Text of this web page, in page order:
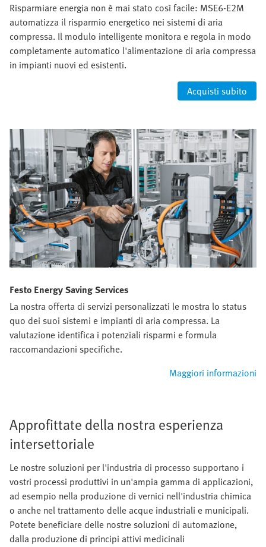
Risparmiare energia non è mai stato così facile: MSE6-E2M
automatizza il risparmio energetico nei sistemi di aria
compressa. Il modulo intelligente monitora e regola in modo
completamente automatico l'alimentazione di aria compressa
in impianti nuovi ed esistenti.
Acquisti subito
Festo Energy Saving Services
La nostra offerta di servizi personalizzati le mostra lo status
quo dei suoi sistemi e impianti di aria compressa. La
valutazione identifica i potenziali risparmi e formula
raccomandazioni specifiche.
Maggiori informazioni
Approfittate della nostra esperienza
intersettoriale
Le nostre soluzioni per l'industria di processo supportano i
vostri processi produttivi in un'ampia gamma di applicazioni,
ad esempio nella produzione di vernici nell'industria chimica
o anche nel trattamento delle acque industriali e municipali.
Potete beneficiare delle nostre soluzioni di automazione,
dalla produzione di principi attivi medicinali